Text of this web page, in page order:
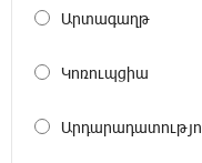
19:16:13 8-
ֆիքսված
Արտագաղթ
Կոռուպցիա